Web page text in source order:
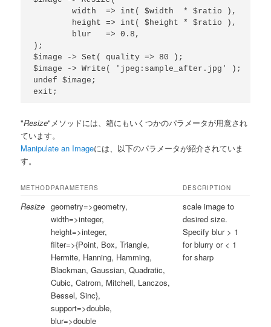
	width  => int( $width  * $ratio ),
);
$image -> Set( quality => 80 );
$image -> Write( 'jpeg:sample_after.jpg' );
undef $image;
"Resize"メソッドには、箱にもいくつかのパラメータが用意され
ています。
Manipulate an Imageには、以下のパラメータが紹介されていま
す。
METHOD PARAMETERS DESCRIPTION
Resize geometry=>geometry,
width=>integer,
height=>integer,
filter=>{Point, Box, Triangle,
Hermite, Hanning, Hamming,
Blackman, Gaussian, Quadratic,
Cubic, Catrom, Mitchell, Lanczos,
Bessel, Sinc},
support=>double,
blur=>double
scale image to
desired size.
Specify blur > 1
for blurry or < 1
for sharp